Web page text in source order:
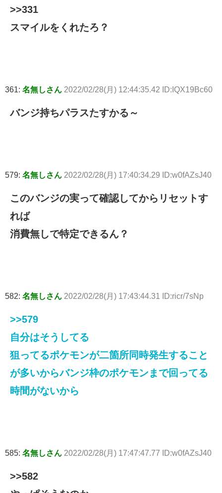
>>331
スマイルをくれたろ？
361: 名無しさん 2022/02/28(月) 12:44:35.42 ID:IQX19Bc60
バンジ持ちパラスたすかる～
579: 名無しさん 2022/02/28(月) 17:40:34.29 ID:w0fAZsJ40
このバンジの実って確認してからリセットす
れば
消費無しで特定できるん？
582: 名無しさん 2022/02/28(月) 17:43:44.31 ID:ricr/7sNp
>>579
自分はそうしてる
狙ってるポケモンが二箇所同時発生すること
が多いからバンジ枠のポケモンまで回ってる
時間がないから
585: 名無しさん 2022/02/28(月) 17:47:47.77 ID:w0fAZsJ40
>>582